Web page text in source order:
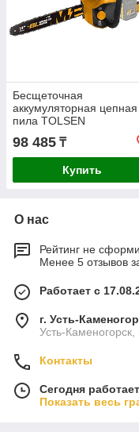
Бесщеточная
аккумуляторная цепная
пила TOLSEN
"INDUSTRIAL" 1000В
87360
98 485 ₸
Купить
О нас
Рейтинг не
Менее 5 отзывов
Работает с
г. Усть-
Усть-Каменогорск,
Контакты
Сегодня
Показать весь